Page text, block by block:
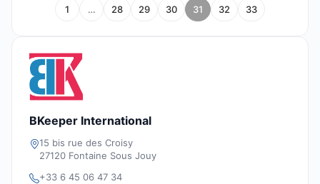
1 … 28 29 30 31 32 33
BKeeper International
15 bis rue des Croisy
27120 Fontaine Sous Jouy
+33 6 45 06 47 34